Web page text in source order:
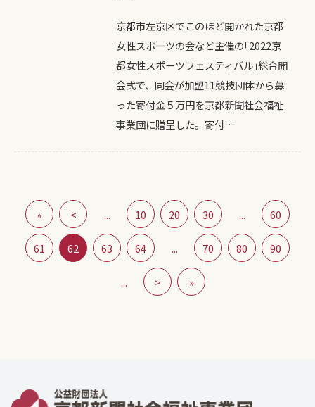
京都市左京区でこのほど開かれた京都
女性スポーツの会など主催の｢2022京
都女性スポーツフェスティバル｣総合開
会式で、同会が加盟11競技団体から募
った寄付金５万円を京都新聞社会福祉
事業団に贈呈した。寄付…
« < ... 10 20 30 ... 60
61 62 63 64 ... 70 80 90
... > »